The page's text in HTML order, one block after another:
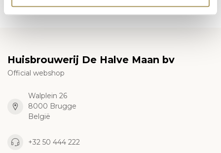
Huisbrouwerij De Halve Maan bv
Official webshop
Walplein 26
8000 Brugge
België
+32 50 444 222